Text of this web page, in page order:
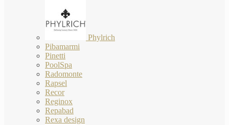
Phylrich
Pibamarmi
Pinetti
PoolSpa
Radomonte
Rapsel
Recor
Reginox
Repabad
Rexa design